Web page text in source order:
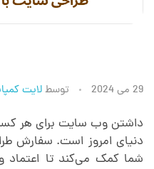
ط
ر
29 می 2024 توسطلایت
داشتن وب سایت برای هر کسب
دنیای امروز است. سفارش
شما کمک می‌کند تا اعتماد